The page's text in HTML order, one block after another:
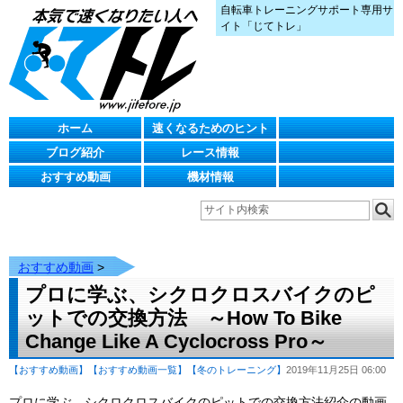
自転車トレーニングサポート専用サ
イト「じてトレ」
ホーム
速くなるためのヒント
ブログ紹介
レース情報
おすすめ動画
機材情報
おすすめ動画 >
プロに学ぶ、シクロクロスバイクのピ
ットでの交換方法 ～How To Bike
Change Like A Cyclocross Pro～
【おすすめ動画】 【おすすめ動画一覧】 【冬のトレーニング】 2019年11月25日 06:00